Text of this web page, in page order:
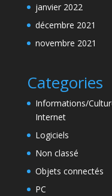
janvier 2022
décembre 2021
novembre 2021
Categories
Informations/
Internet
Logiciels
Non classé
Objets connectés
PC